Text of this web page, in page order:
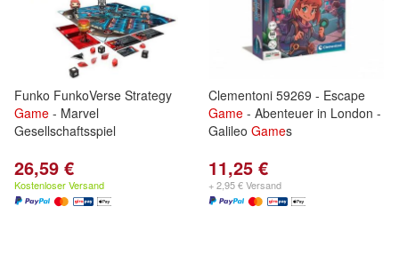
Funko FunkoVerse Strategy
Game - Marvel
Gesellschaftsspiel
26,59 €
Kostenloser Versand
Clementoni 59269 - Escape
Game - Abenteuer in London -
Galileo Games
11,25 €
+ 2,95 € Versand